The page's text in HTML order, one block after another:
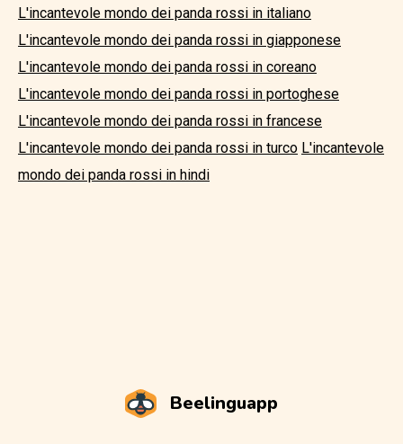
L'incantevole mondo dei panda rossi in italiano
L'incantevole mondo dei panda rossi in giapponese
L'incantevole mondo dei panda rossi in coreano
L'incantevole mondo dei panda rossi in portoghese
L'incantevole mondo dei panda rossi in francese
L'incantevole mondo dei panda rossi in turco L'incantevole
mondo dei panda rossi in hindi
Beelinguapp